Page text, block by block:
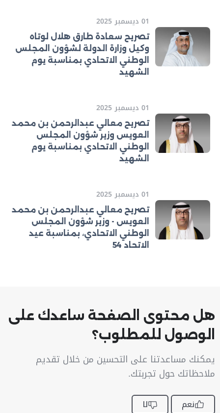
01 ديسمبر 2025
تصريح سعادة طارق هلال لوتاه
وكيل وزارة الدولة لشؤون المجلس
الوطني الاتحادي بمناسبة يوم
الشهيد
01 ديسمبر 2025
تصريح معالي عبدالرحمن بن محمد
العويس وزير شؤون المجلس
الوطني الاتحادي بمناسبة يوم
الشهيد
01 ديسمبر 2025
تصريح معالي عبدالرحمن بن محمد
العويس - وزير شؤون المجلس
الوطني الاتحادي، بمناسبة عيد
الاتحاد 54
هل محتوى الصفحة ساعدك على
الوصول للمطلوب؟
يمكنك مساعدتنا على التحسين من خلال تقديم
ملاحظاتك حول تجربتك.
نعم لا